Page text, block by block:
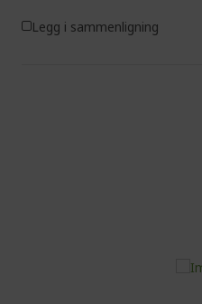
Legg i sammenligning